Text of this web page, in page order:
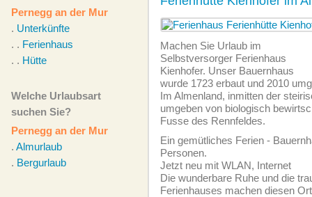
Pernegg an der Mur
. Unterkünfte
. . Ferienhaus
. . Hütte
Welche Urlaubsart
suchen Sie?
Pernegg an der Mur
. Almurlaub
. Bergurlaub
Machen Sie Urlaub im
Selbstversorger Ferienhaus
Kienhofer. Unser Bauernhaus
wurde 1723 erbaut und 2010
Im Almenland, inmitten der
umgeben von biologisch
Fusse des Rennfeldes.
Ein gemütliches Ferien -
Personen.
Jetzt neu mit WLAN, Internet
Die wunderbare Ruhe und die
Ferienhauses machen diesen Ort